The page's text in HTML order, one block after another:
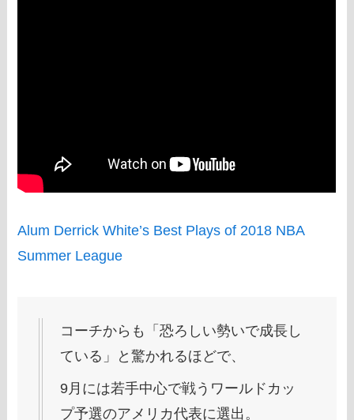
Alum Derrick White’s Best Plays of 2018 NBA
Summer League
コーチからも「恐ろしい勢いで成長し
ている」と驚かれるほどで、
9月には若手中心で戦うワールドカッ
プ予選のアメリカ代表に選出。